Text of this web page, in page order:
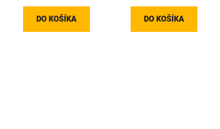
DO KOŠÍKA DO KOŠÍKA